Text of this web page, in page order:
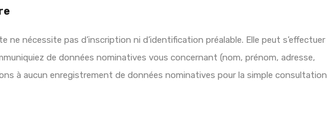
ne nécessite pas d’inscription ni d’identification préalable. Elle peut s’effectuer
de données nominatives vous concernant (nom, prénom, adresse,
à aucun enregistrement de données nominatives pour la simple consultation